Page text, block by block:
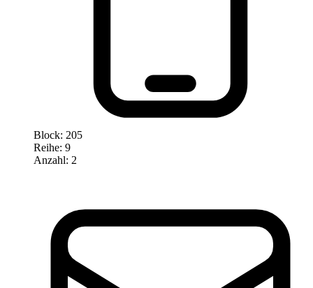
Block: 205
Reihe: 9
Anzahl: 2